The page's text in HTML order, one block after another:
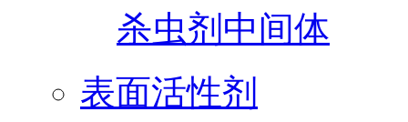
杀虫剂中间体
表面活性剂